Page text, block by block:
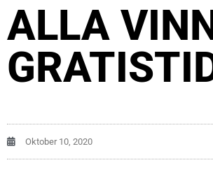
ALLA
Oktober 10, 2020